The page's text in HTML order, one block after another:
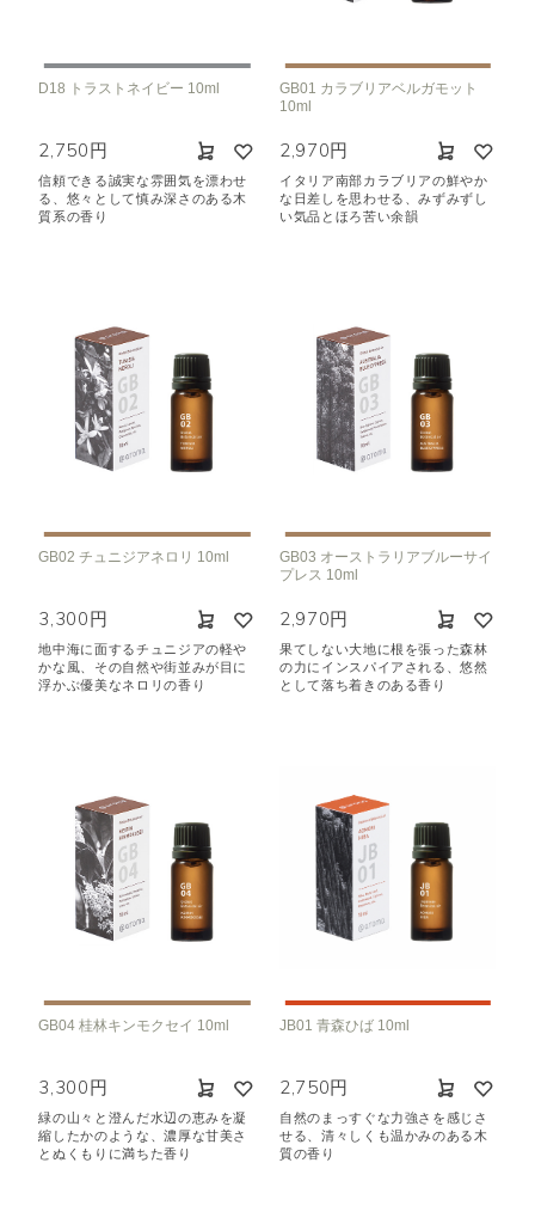
D18 トラストネイビー 10ml
2,750円
信頼できる誠実な雰囲気を漂わせ
る、悠々として慎み深さのある木
質系の香り
GB01 カラブリアベルガモット
10ml
2,970円
イタリア南部カラブリアの鮮やか
な日差しを思わせる、みずみずし
い気品とほろ苦い余韻
GB02 チュニジアネロリ 10ml
3,300円
地中海に面するチュニジアの軽や
かな風、その自然や街並みが目に
浮かぶ優美なネロリの香り
GB03 オーストラリアブルーサイ
プレス 10ml
2,970円
果てしない大地に根を張った森林
の力にインスパイアされる、悠然
として落ち着きのある香り
GB04 桂林キンモクセイ 10ml
3,300円
緑の山々と澄んだ水辺の恵みを凝
縮したかのような、濃厚な甘美さ
とぬくもりに満ちた香り
JB01 青森ひば 10ml
2,750円
自然のまっすぐな力強さを感じさ
せる、清々しくも温かみのある木
質の香り